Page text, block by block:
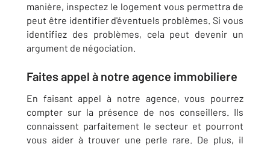
manière, inspectez le logement vous permettra de
peut être identifier d'éventuels problèmes. Si vous
identifiez des problèmes, cela peut devenir un
argument de négociation.
Faites appel à notre agence immobiliere
En faisant appel à notre agence, vous pourrez
compter sur la présence de nos conseillers. Ils
connaissent parfaitement le secteur et pourront
vous aider à trouver une perle rare. De plus, il